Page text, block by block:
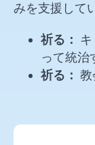
みを支援して
祈る：
って統治
祈る： 教